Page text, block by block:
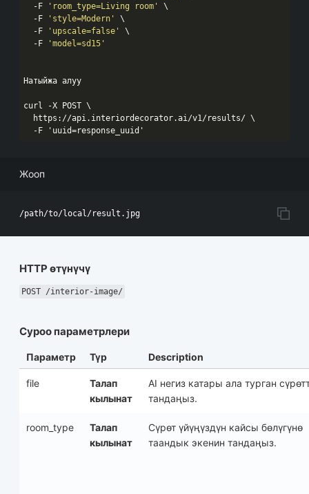
  -F
'room_type=Living room'
\
  -F
'style=Modern'
\
  -F
'upscale=false'
\
  -F
'model=sd15'
Натыйжа алуу
curl -X POST \
  https://api.interiordecorator.ai/v1/results/ \
  -F
'uuid=response_uuid'
Жооп
HTTP өтүнүчү
POST /interior-image/
Суроо параметрлери
Параметр Түр Description
file
Талап
кылынат
AI негиз катары ала турган
тандаңыз.
room_type
Талап
кылынат
Сүрөт үйүңүздүн кайсы бөлүгүнө
таандык экенин тандаңыз.